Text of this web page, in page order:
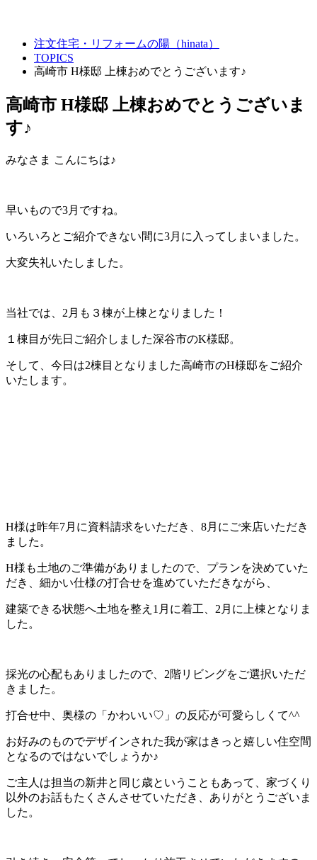
注文住宅・リフォームの陽（hinata）
TOPICS
高崎市 H様邸 上棟おめでとうございます♪
高崎市 H様邸 上棟おめでとうございま
す♪
みなさま こんにちは♪
早いもので3月ですね。
いろいろとご紹介できない間に3月に入ってしまいました。
大変失礼いたしました。
当社では、2月も３棟が上棟となりました！
１棟目が先日ご紹介しました深谷市のK様邸。
そして、今日は2棟目となりました高崎市のH様邸をご紹介
いたします。
H様は昨年7月に資料請求をいただき、8月にご来店いただき
ました。
H様も土地のご準備がありましたので、プランを決めていた
だき、細かい仕様の打合せを進めていただきながら、
建築できる状態へ土地を整え1月に着工、2月に上棟となりま
した。
採光の心配もありましたので、2階リビングをご選択いただ
きました。
打合せ中、奥様の「かわいい♡」の反応が可愛らしくて^^
お好みのものでデザインされた我が家はきっと嬉しい住空間
となるのではないでしょうか♪
ご主人は担当の新井と同じ歳ということもあって、家づくり
以外のお話もたくさんさせていただき、ありがとうございま
した。